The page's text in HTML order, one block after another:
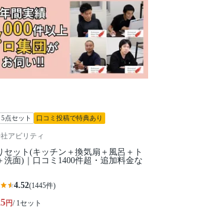
点セット 口コミ投稿で特典あり
アビリティ
セット(キッチン＋換気扇＋風呂＋ト
洗面)｜口コミ1400件超・追加料金な
4.52(1445件)
円/ 1セット